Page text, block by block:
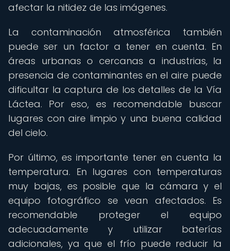
afectar la nitidez de las imágenes.
La contaminación atmosférica también
puede ser un factor a tener en cuenta. En
áreas urbanas o cercanas a industrias, la
presencia de contaminantes en el aire puede
dificultar la captura de los detalles de la Vía
Láctea. Por eso, es recomendable buscar
lugares con aire limpio y una buena calidad
del cielo.
Por último, es importante tener en cuenta la
temperatura. En lugares con temperaturas
muy bajas, es posible que la cámara y el
equipo fotográfico se vean afectados. Es
recomendable proteger el equipo
adecuadamente y utilizar baterías
adicionales, ya que el frío puede reducir la